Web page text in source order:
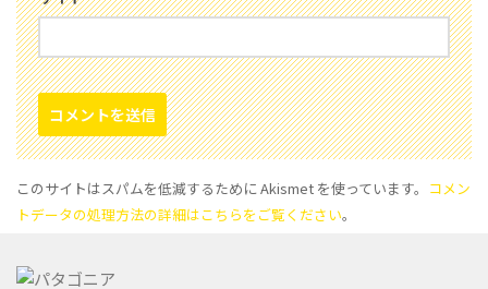
このサイトはスパムを低減するために Akismet を使っています。 コメン
トデータの処理方法の詳細はこちらをご覧ください。